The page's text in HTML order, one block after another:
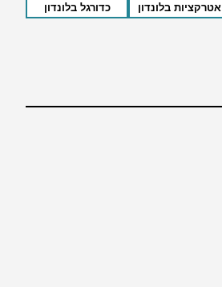
אטרקציות בלונדון כדורגל בלונדון